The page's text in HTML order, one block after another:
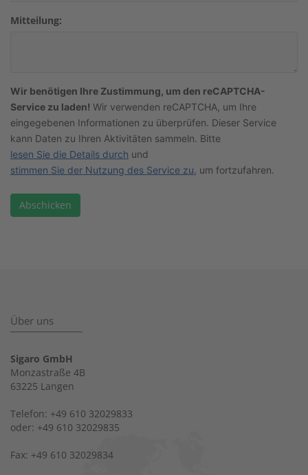
Mitteilung:
Wir benötigen Ihre Zustimmung, um den reCAPTCHA-
Service zu laden! Wir verwenden reCAPTCHA, um Ihre
eingegebenen Informationen zu überprüfen. Dieser Service
kann Daten zu Ihren Aktivitäten sammeln. Bitte
lesen Sie die Details durch und
stimmen Sie der Nutzung des Service zu , um fortzufahren.
Abschicken
Über uns
Sigaro GmbH
Monzastraße 4B
63225 Langen
Telefon: +49 610 32029833
oder: +49 610 32029835
Fax: +49 610 32029834